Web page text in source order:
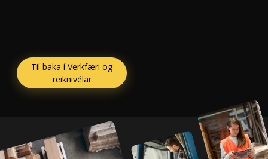
Til baka í Verkfæri og
reiknivélar